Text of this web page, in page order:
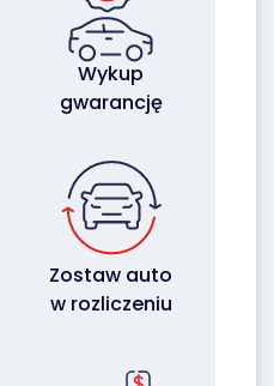
Wykup
gwarancję
Zostaw auto
w rozliczeniu